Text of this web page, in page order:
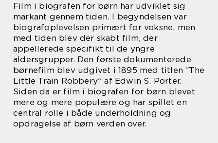
Film i biografen for børn har udviklet sig
markant gennem tiden. I begyndelsen var
biografoplevelsen primært for voksne, men
med tiden blev der skabt film, der
appellerede specifikt til de yngre
aldersgrupper. Den første dokumenterede
børnefilm blev udgivet i 1895 med titlen “The
Little Train Robbery” af Edwin S. Porter.
Siden da er film i biografen for børn blevet
mere og mere populære og har spillet en
central rolle i både underholdning og
opdragelse af børn verden over.